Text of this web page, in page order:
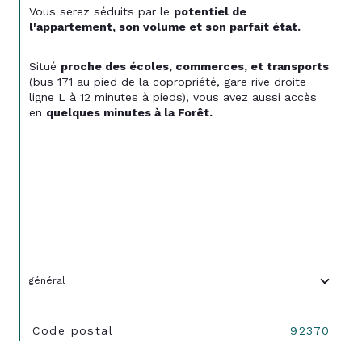
Vous serez séduits par le potentiel de
l'appartement, son volume et son parfait état.
Situé proche des écoles, commerces, et transports
(bus 171 au pied de la copropriété, gare rive droite
ligne L à 12 minutes à pieds), vous avez aussi accès
en quelques minutes à la Forêt.
général
TRAD_SIROCCO_Caracteristique
Code postal 92370